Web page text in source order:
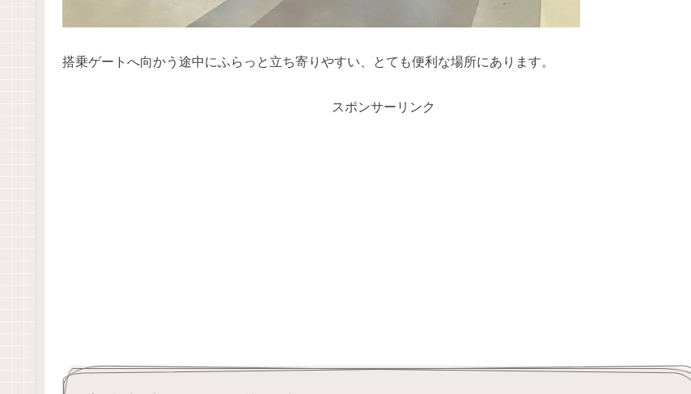
搭乗ゲートへ向かう途中にふらっと立ち寄りやすい、とても便利な場所にあります。
スポンサーリンク